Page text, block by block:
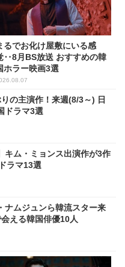
るでお化け屋敷にいる感
‥8月BS放送 おすすめの韓
ホラー映画3選
の主演作！来週(8/3～) 日
ドラマ3選
キム・ミョンス出演作が3作
ラマ13選
ナムジュンら韓流スター来
える韓国俳優10人